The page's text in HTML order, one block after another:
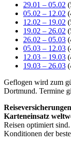
29.01 – 05.02
05.02 – 12.02
12.02 – 19.02
19.02 – 26.02
26.02 – 05.03
05.03 – 12.03
12.03 – 19.03
19.03 – 26.03
Geflogen wird zum
Dortmund. Termine
Reiseversicherungen
Karteneinsatz
Reisen optimiert
Konditionen der